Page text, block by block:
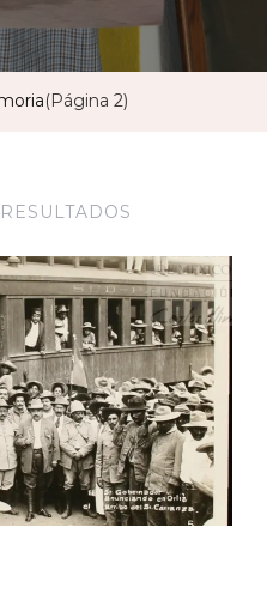
(Página 2)